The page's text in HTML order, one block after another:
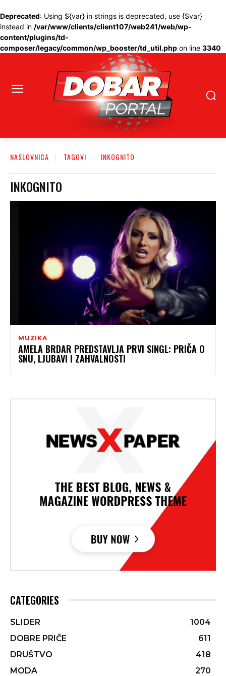
Deprecated: Using ${var} in strings is deprecated, use {$var}
instead in /var/www/clients/client107/web241/web/wp-
content/plugins/td-
composer/legacy/common/wp_booster/td_util.php on line 3340
NASLOVNICA TAGOVI INKOGNITO
INKOGNITO
MUZIKA
AMELA BRDAR PREDSTAVLJA PRVI SINGL: PRIČA O
SNU, LJUBAVI I ZAHVALNOSTI
CATEGORIES
SLIDER
1004
DOBRE PRIČE
611
DRUŠTVO
418
MODA
270